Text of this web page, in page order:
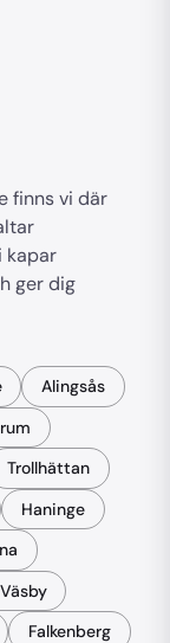
finns vi där
kapar
ger dig
Alingsås
Trollhättan
Haninge
Falkenberg